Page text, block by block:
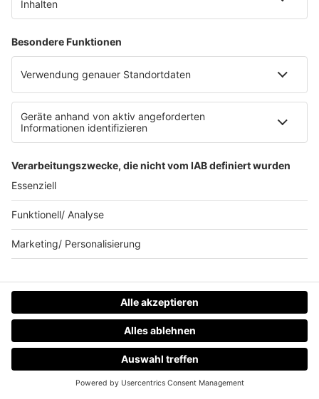
HOME RADIOS MENÜ
Technoparade findet statt. Der Zug der Liebe wurde
Mehr davon
Home
Sendeplan
Rob Green Morning
Radios